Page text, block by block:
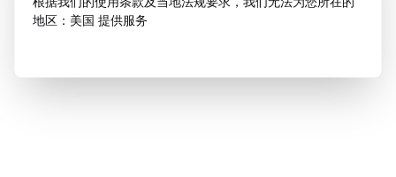
地区：美国 提供服务